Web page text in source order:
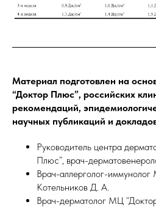
Материал подготовлен на
“Доктор Плюс”, российских
рекомендаций,
научных публикаций и
Руководитель центра
Плюс”, врач-
Врач-аллерголог-
Котельников Д. А.
Врач-дерматолог МЦ